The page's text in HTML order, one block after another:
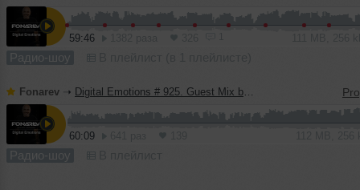
59:46
Радио-шоу
Fonarev ➝ Digital Emotions # 925. Guest Mix by KARDASHIN.
60:09
Радио-шоу